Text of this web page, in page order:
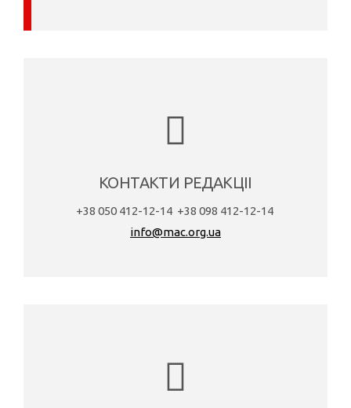
КОНТАКТИ РЕДАКЦІІ
+38 050 412-12-14 +38 098 412-12-14
info@mac.org.ua